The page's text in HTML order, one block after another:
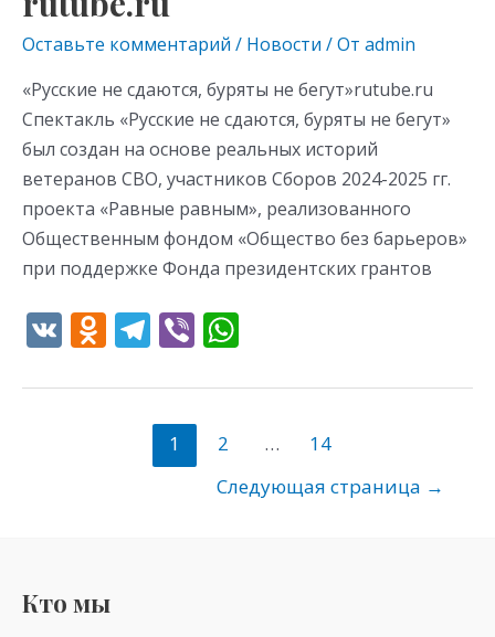
Оставьте комментарий / Новости / От admin
«Русские не сдаются, буряты не бегут»rutube.ru
Спектакль «Русские не сдаются, буряты не бегут»
был создан на основе реальных историй
ветеранов СВО, участников Сборов 2024-2025 гг.
проекта «Равные равным», реализованного
Общественным фондом «Общество без барьеров»
при поддержке Фонда президентских грантов
V
K
O
d
n
ki
T
el
e
gr
a
Vi
b
er at
p
1 2 …
14
Следующая страница →
Кто мы